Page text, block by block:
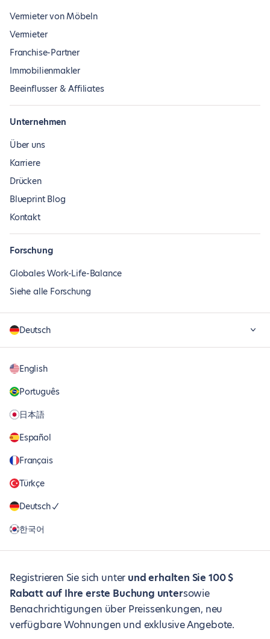
Vermieter von Möbeln
Vermieter
Franchise-Partner
Immobilienmakler
Beeinflusser & Affiliates
Unternehmen
Über uns
Karriere
Drücken
Blueprint Blog
Kontakt
Forschung
Globales Work-Life-Balance
Siehe alle Forschung
Deutsch
English
Português
日本語
Español
Français
Türkçe
Deutsch
한국어
Registrieren Sie sich unter und erhalten Sie 100 $
Rabatt auf Ihre erste Buchung untersowie
Benachrichtigungen über Preissenkungen, neu
verfügbare Wohnungen und exklusive Angebote.